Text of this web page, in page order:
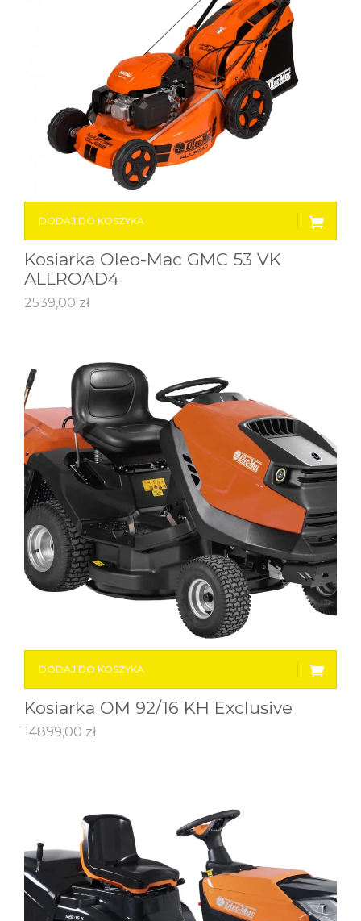
DODAJ DO KOSZYKA
Kosiarka Oleo-Mac GMC 53 VK
ALLROAD4
2539,00 zł
DODAJ DO KOSZYKA
Kosiarka OM 92/16 KH Exclusive
14899,00 zł